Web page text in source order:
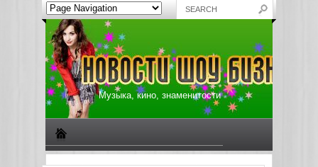
Музыка, кино, знаменитости